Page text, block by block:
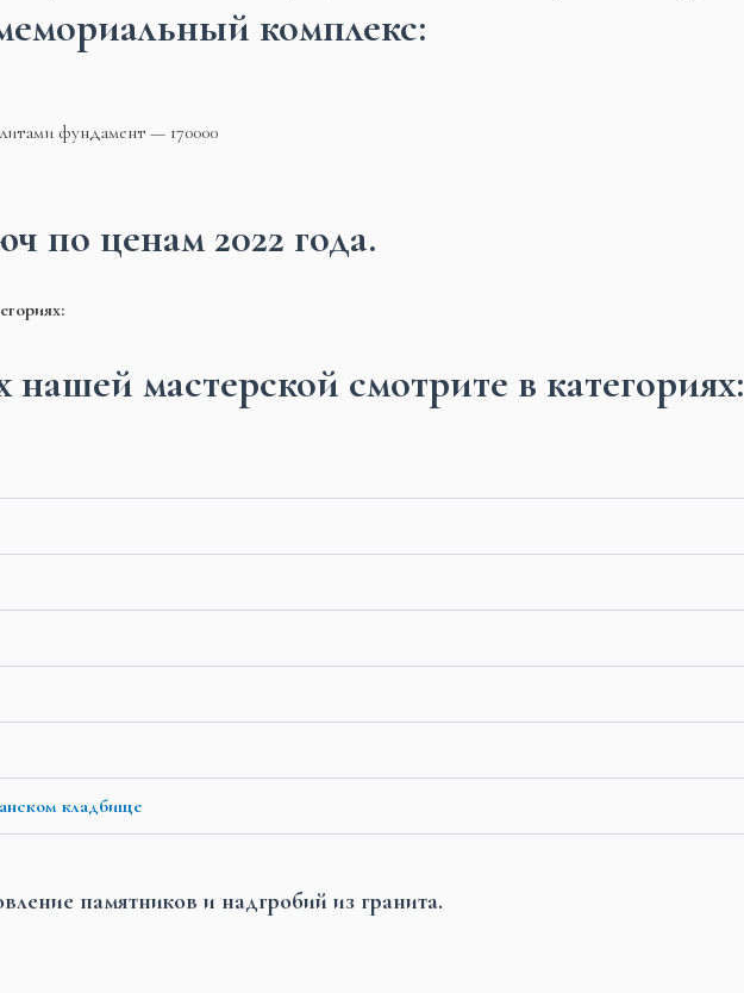
комплекс:
фундамент — 170000
по ценам 2022 года.
мастерской смотрите в категориях:
кладбище
памятников и надгробий из гранита.